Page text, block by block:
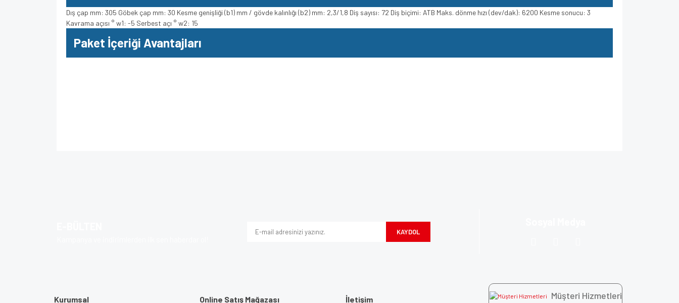
Dış çap mm: 305 Göbek çap mm: 30 Kesme genişliği (b1) mm / gövde kalınlığı (b2) mm: 2,3/1,8 Diş sayısı: 72 Diş biçimi: ATB Maks. dönme hızı (dev/dak): 6200 Kesme sonucu: 3
Kavrama açısı ° w1: -5 Serbest açı ° w2: 15
Paket İçeriği Avantajları
KAYDOL
Kurumsal Online Satış Mağazası İletişim Müşteri Hizmetleri